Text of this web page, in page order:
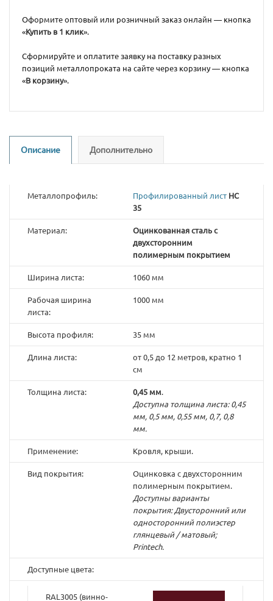
Оформите оптовый или розничный заказ онлайн — кнопка
«Купить в 1 клик».
Сформируйте и оплатите заявку на поставку разных
позиций металлопроката на сайте через корзину — кнопка
«В корзину».
Описание Дополнительно
Металлопрофиль: Профилированный лист НС
35
Материал:
Оцинкованная сталь с
двухсторонним
полимерным покрытием
Ширина листа: 1060 мм
Рабочая ширина
листа:
1000 мм
Высота профиля: 35 мм
Длина листа:
от 0,5 до 12 метров, кратно 1
см
Толщина листа: 0,45 мм.
Доступна толщина листа: 0,45
мм, 0,5 мм, 0,55 мм, 0,7, 0,8
мм.
Применение: Кровля, крыши.
Вид покрытия:
Оцинковка с двухсторонним
полимерным покрытием.
Доступны варианты
покрытия: Двусторонний или
односторонний полиэстер
глянцевый / матовый;
Printech.
Доступные цвета:
RAL3005 (винно-